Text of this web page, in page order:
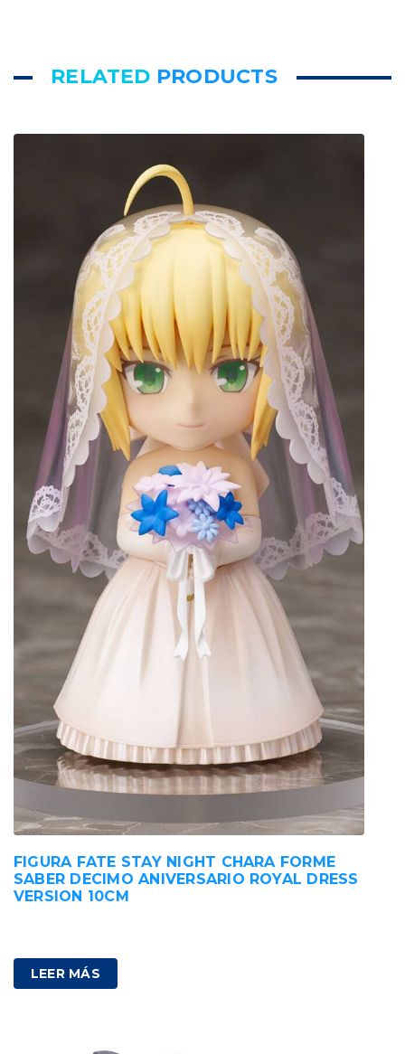
RELATED PRODUCTS
FIGURA FATE STAY NIGHT CHARA FORME
SABER DECIMO ANIVERSARIO ROYAL DRESS
VERSION 10CM
LEER MÁS